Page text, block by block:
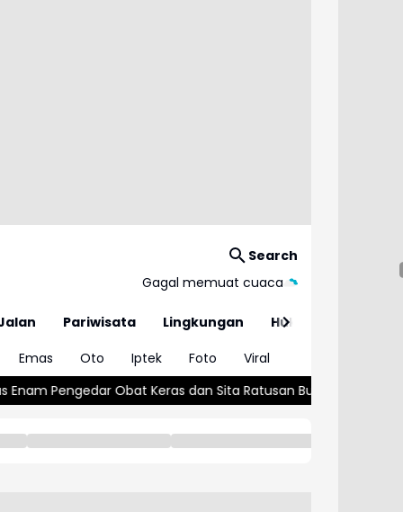
Search
Gagal memuat cuaca
Pariwisata Lingkungan
Hukum
Emas Oto Iptek Foto
Viral
dan Sita Ratusan Butir Tramadol Kemnaker Transformasi